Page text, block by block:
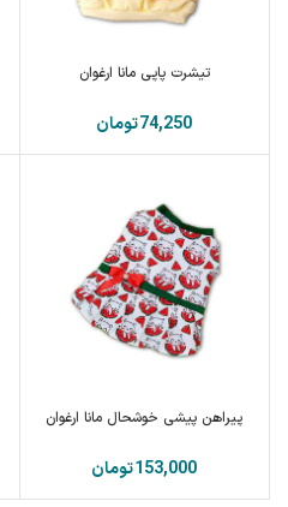
تیشرت پاپی مانا ارغوان
تومان
پیراهن پیشی خوشحال مانا ارغوان
تومان